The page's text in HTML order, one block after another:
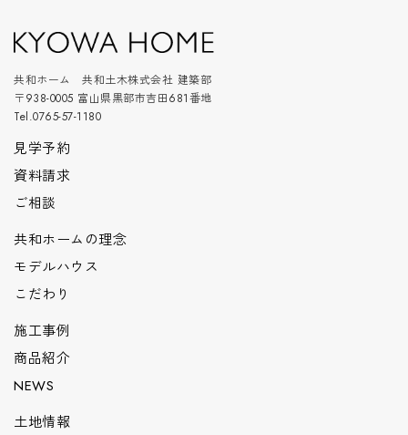
共和ホーム 共和土木株式会社 建築部
〒938-0005 富山県黒部市吉田681番地
Tel.0765-57-1180
見学予約
資料請求
ご相談
共和ホームの理念
モデルハウス
こだわり
施工事例
商品紹介
NEWS
土地情報